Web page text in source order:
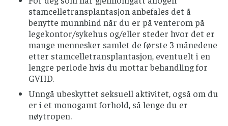
SNACKS, NØTTER OG ISKREM
Benytt helst nøtteprodukter som er røstet og
fra forseglete forpakninger.
Springvann og norskprodusert flaskevann
anses som trygt i Norge
Unngå vann fra private brønner som ikke har
godkjenningsplikt (for eksempel hytter).
Ved tvil om drikkevannskvaliteten, bør
flaskevann benyttes
stamcelletransplantasjon anbefales det å
benytte munnbind når du er på venterom på
legekontor/sykehus og/eller steder hvor det er
mange mennesker samlet de første 3 månedene
etter stamcelletransplantasjon, eventuelt i en
lengre periode hvis du mottar behandling for
GVHD.
Unngå ubeskyttet seksuell aktivitet, også om du
er i et monogamt forhold, så lenge du er
nøytropen.